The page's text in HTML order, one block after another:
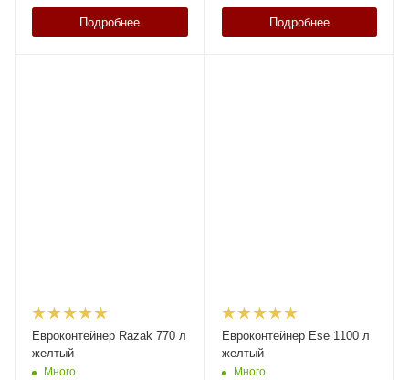
Подробнее Подробнее
Евроконтейнер Razak 770 л
желтый
Много
Евроконтейнер Ese 1100 л
желтый
Много